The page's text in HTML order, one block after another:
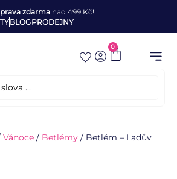
zdarma nad 499 Kč!
BLOGPRODEJNY
0
Vánoce / Betlémy / Betlém – Ladův